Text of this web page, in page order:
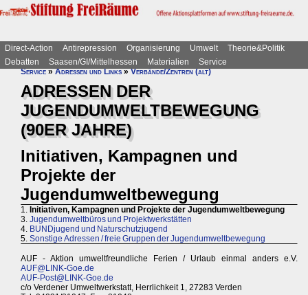
Direct-Action Antirepression Organisierung Umwelt
Theorie&Politik
Debatten
Saasen/GI/Mittelhessen Materialien
Service
Service»Adressen und Links»Verbände/Zentren (alt)
ADRESSEN DER
JUGENDUMWELTBEWEGUNG
(90ER JAHRE)
Initiativen, Kampagnen und
Projekte der
Jugendumweltbewegung
1. Initiativen, Kampagnen und Projekte der Jugendumweltbewegung
3. Jugendumweltbüros und Projektwerkstätten
4. BUNDjugend und Naturschutzjugend
5. Sonstige Adressen / freie Gruppen der Jugendumweltbewegung
AUF - Aktion umweltfreundliche Ferien / Urlaub einmal anders e.V.
AUF@LINK-Goe.de
AUF-Post@LINK-Goe.de
c/o Verdener Umweltwerkstatt, Herrlichkeit 1, 27283 Verden